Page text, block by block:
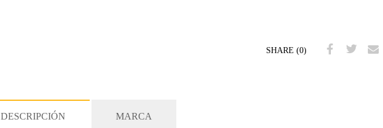
SHARE (0)
DESCRIPCIÓN MARCA